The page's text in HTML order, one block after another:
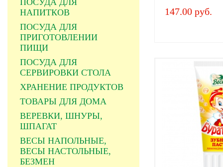
ПОСУДА ДЛЯ
НАПИТКОВ
ПОСУДА ДЛЯ
ПРИГОТОВЛЕНИИ
ПИЩИ
ПОСУДА ДЛЯ
СЕРВИРОВКИ СТОЛА
ХРАНЕНИЕ ПРОДУКТОВ
ТОВАРЫ ДЛЯ ДОМА
ВЕРЕВКИ, ШНУРЫ,
ШПАГАТ
ВЕСЫ НАПОЛЬНЫЕ,
ВЕСЫ НАСТОЛЬНЫЕ,
БЕЗМЕН
147.00 руб.